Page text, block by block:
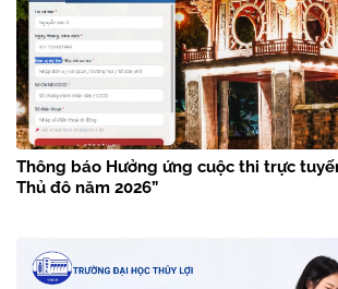
Thông báo Hưởng ứng cuộc thi trực
Thủ đô năm 2026”